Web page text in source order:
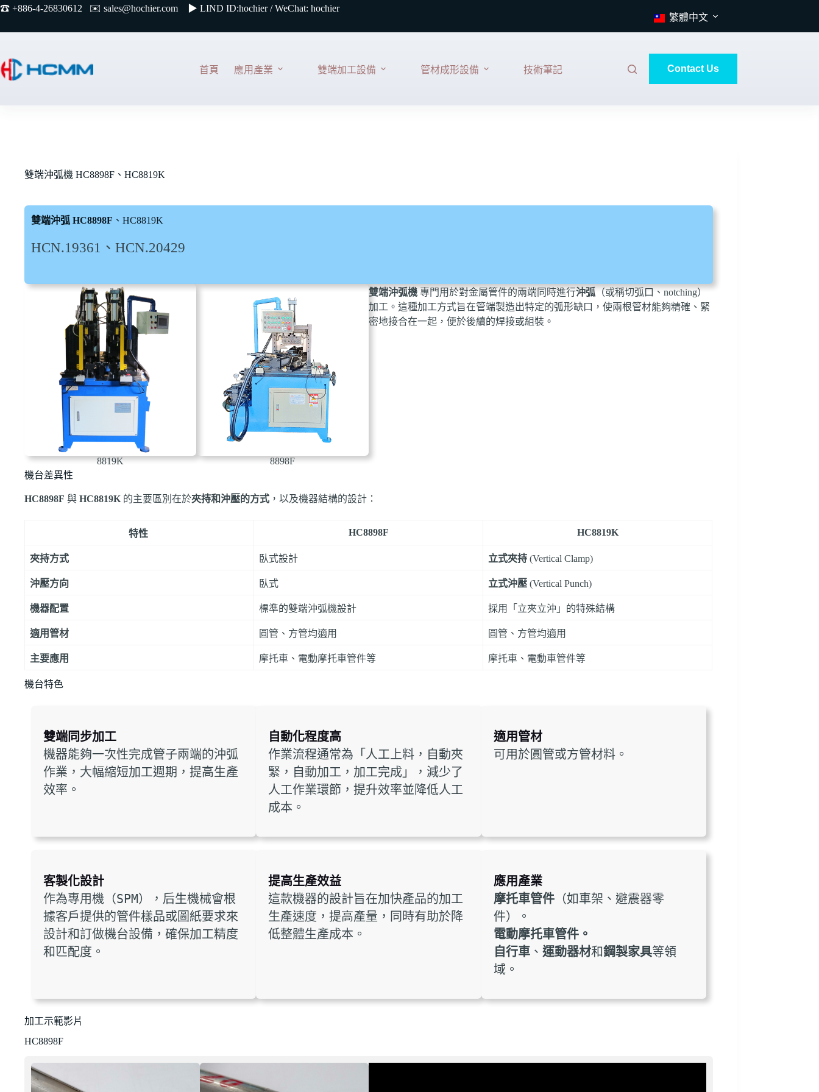
☎︎ +886-4-26830612 ✉️ sales@hochier.com ▶ LIND ID:hochier / WeChat: hochier
繁體中文
首頁 應用產業 雙端加工設備 管材成形設備 技術筆記 Contact Us
雙端沖弧機 HC8898F、HC8819K
雙端沖弧 HC8898F 、HC8819K
HCN.19361、HCN.20429
8819K 8898F
雙端沖弧機專門用於對金屬管件的兩端同時進行沖弧（或稱切弧口、notching）
加工。這種加工方式旨在管端製造出特定的弧形缺口，使兩根管材能夠精確、緊
密地接合在一起，便於後續的焊接或組裝。
機台差異性
HC8898F 與 HC8819K 的主要區別在於夾持和沖壓的方式 ，以及機器結構的設計：
特性 HC8898F HC8819K
夾持方式 臥式設計 立式夾持 (Vertical Clamp)
沖壓方向 臥式 立式沖壓 (Vertical Punch)
機器配置 標準的雙端沖弧機設計 採用「立夾立沖」的特殊結構
適用管材 圓管、方管均適用 圓管、方管均適用
主要應用 摩托車、電動摩托車管件等 摩托車、電動車管件等
機台特色
雙端同步加工
機器能夠一次性完成管子兩端的沖弧
作業，大幅縮短加工週期，提高生產
效率。
自動化程度高
作業流程通常為「人工上料，自動夾
緊，自動加工，加工完成」，減少了
人工作業環節，提升效率並降低人工
成本。
適用管材
可用於圓管或方管材料。
客製化設計
作為專用機（SPM），后生機械會根
據客戶提供的管件樣品或圖紙要求來
設計和訂做機台設備，確保加工精度
和匹配度。
提高生產效益
這款機器的設計旨在加快產品的加工
生產速度，提高產量，同時有助於降
低整體生產成本。
應用產業
摩托車管件（如車架、避震器零
件）。
電動摩托車管件。
自行車、 運動器材和鋼製家具等領
域。
加工示範影片
HC8898F